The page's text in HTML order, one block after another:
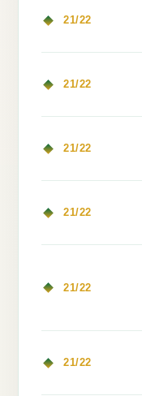
21/22
21/22
21/22
21/22
21/22
21/22